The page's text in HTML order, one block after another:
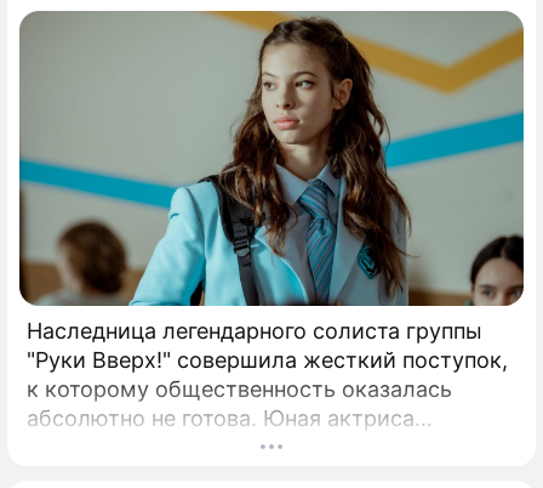
Наследница легендарного солиста группы
"Руки Вверх!" совершила жесткий поступок,
к которому общественность оказалась
абсолютно не готова. Юная актриса
Вероника Жукова, дочь бессменного лидера